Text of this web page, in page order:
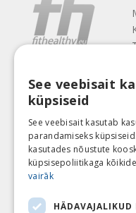
Järgne meile
Maksa
See veebisait
küpsiseid
See veebisait kasutab
parandamiseks
kasutades nõustute
küpsisepoliitikaga
vairāk
HÄDAVAJALIKUD